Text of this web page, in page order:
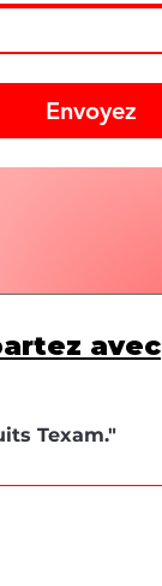
Envoyez
avec
Texam."